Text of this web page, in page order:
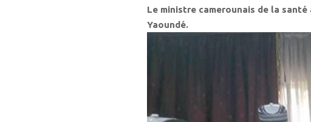
Le ministre camerounais de la santé
Yaoundé.